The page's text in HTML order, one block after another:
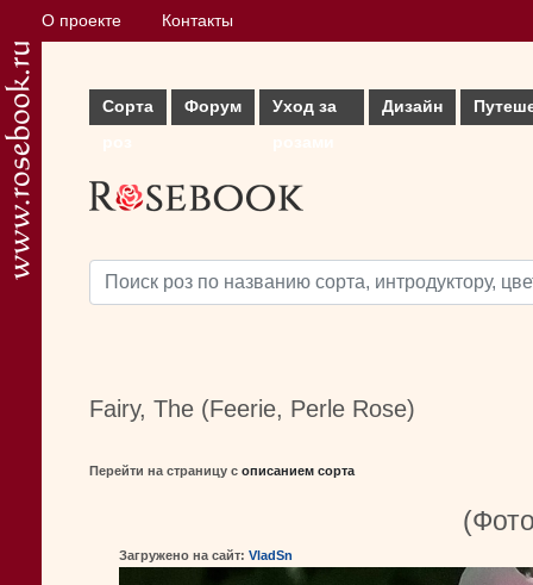
О проекте Контакты
Сорта
Форум
Уход за
Дизайн
Fairy, The (Feerie, Perle Rose)
Перейти на страницу с описанием сорта
Загружено на сайт: VladSn